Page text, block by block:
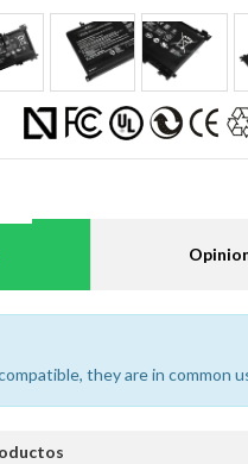
they are in common